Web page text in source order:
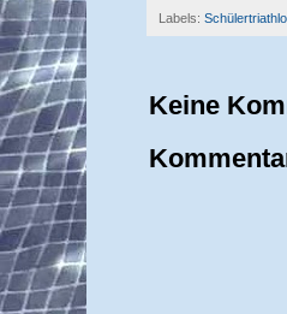
Labels:
Keine